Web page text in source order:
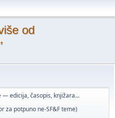
od
— edicija, časopis, knjižara...
za potpuno ne-SF&F teme)